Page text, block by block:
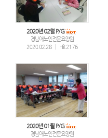
2020년 02월 P/G
경남애노인전문요양원
2020.02.28
Hit 2176
2020년 01월 P/G
경남애노인전문요양원